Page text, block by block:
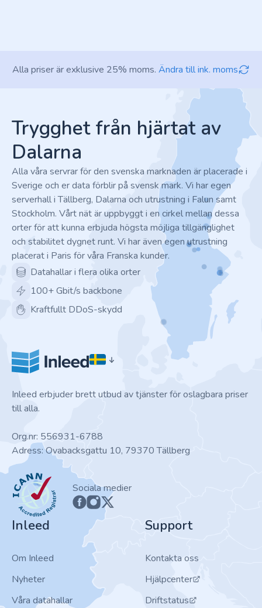
Alla priser är exklusive 25% moms. Ändra till ink. moms
Trygghet från hjärtat av
Dalarna
Alla våra servrar för den svenska marknaden är placerade i
Sverige och er data förblir på svensk mark. Vi har egen
serverhall i Tällberg, Dalarna och utrustning i Falun samt
Stockholm. Vårt nät är uppbyggt i en cirkel mellan dessa
orter för att kunna erbjuda högsta möjliga tillgänglighet
och stabilitet dygnet runt. Vi har även egen utrustning
placerat i Paris för våra Franska kunder.
Datahallar i flera olika orter
100+ Gbit/s backbone
Kraftfullt DDoS-skydd
Inleed erbjuder brett utbud av tjänster för oslagbara priser
till alla.
Org.nr: 556931-6788
Adress: Ovabacksgattu 10, 79370 Tällberg
ICANN
Sociala medier
Inleed
Om Inleed
Nyheter
Våra datahallar
Support
Kontakta oss
Hjälpcenter
Driftstatus